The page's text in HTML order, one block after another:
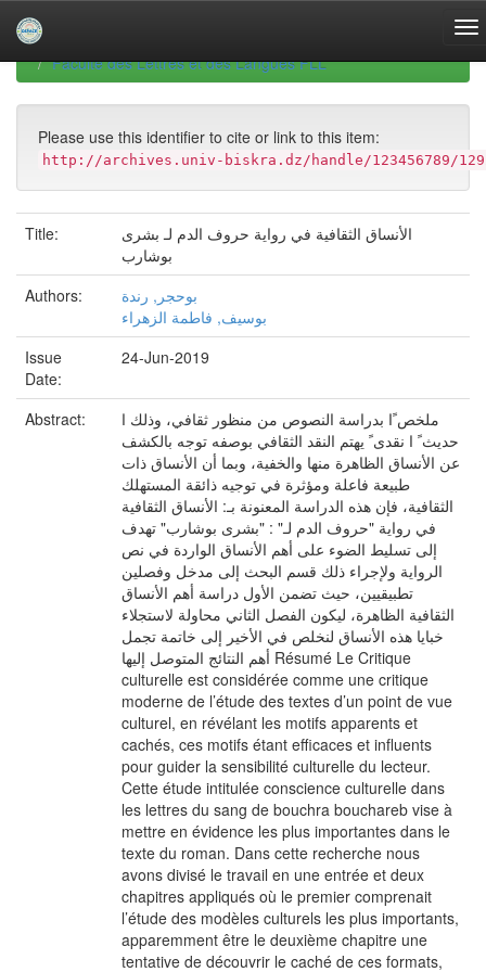
navigationUniversity of Biskra Repository
Faculté des Lettres et des Langues FLL
Please use this identifier to cite or link to this item:
http://archives.univ-biskra.dz/handle/123456789/
Title:
الأنساق الثقافية في رواية حروف الدم لـ بشرى
بوشارب
Authors:
بوحجر, رندة
بوسيف, فاطمة الزهراء
Issue
Date:
24-Jun-2019
Abstract:
ملخص ًا بدراسة النصوص من منظور ثقافي، وذلك ا
حدیث ً ا نقدی ً یهتم النقد الثقافي بوصفه توجه بالكشف
عن الأنساق الظاهرة منها والخفیة، وبما أن الأنساق ذات
طبیعة فاعلة ومؤثرة في توجیه ذائقة المستهلك
الثقافیة، فإن هذه الدراسة المعنونة بـ: الأنساق الثقافیة
في روایة "حروف الدم لـ" : "بشرى بوشارب" تهدف
إلى تسلیط الضوء على أهم الأنساق الواردة في نص
الروایة ولإجراء ذلك قسم البحث إلى مدخل وفصلین
تطبیقیین، حیث تضمن الأول دراسة أهم الأنساق
الثقافیة الظاهرة، لیكون الفصل الثاني محاولة لاستجلاء
خبایا هذه الأنساق لنخلص في الأخیر إلى خاتمة تجمل
أهم النتائج المتوصل إلیها Résumé Le Critique
culturelle est considérée comme une critique
moderne de l’étude des textes d’un point de vue
culturel, en révélant les motifs apparents et
cachés, ces motifs étant efficaces et influents
pour guider la sensibilité culturelle du lecteur.
Cette étude intitulée conscience culturelle dans
les lettres du sang de bouchra bouchareb vise à
mettre en évidence les plus importantes dans le
texte du roman. Dans cette recherche nous
avons divisé le travail en une entrée et deux
chapitres appliqués où le premier comprenait
l’étude des modèles culturels les plus importants,
apparemment être le deuxième chapitre une
tentative de découvrir le caché de ces formats,